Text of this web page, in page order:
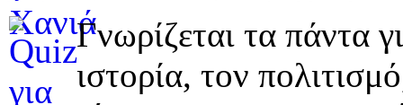
Γνωρίζεται τα πάντα
ιστορία, τον